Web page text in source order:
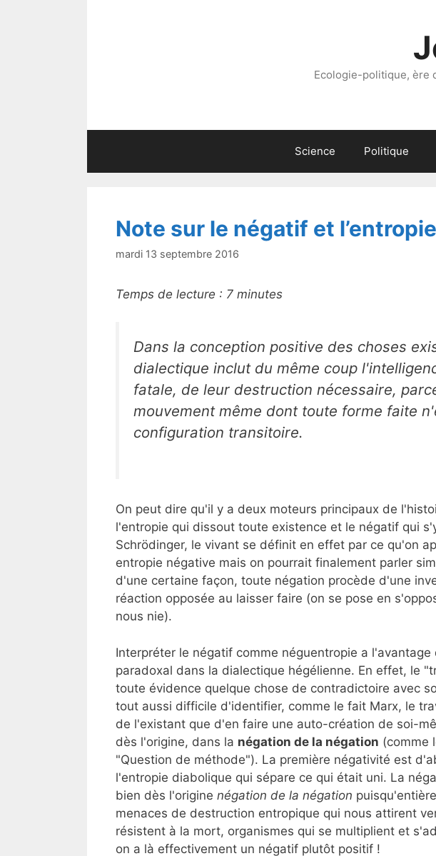
Ecologie-politique, ère
Science Politique
Note sur le négatif et l’entropie
mardi 13 septembre 2016
Temps de lecture : 7 minutes
Dans la conception positive des choses
dialectique inclut du même coup
fatale, de leur destruction nécessaire,
mouvement même dont toute forme faite
configuration transitoire.
On peut dire qu'il y a deux moteurs principaux de
l'entropie qui dissout toute existence et le négatif qui
Schrödinger, le vivant se définit en effet par ce qu'on
entropie négative mais on pourrait finalement parler
d'une certaine façon, toute négation procède d'une
réaction opposée au laisser faire (on se pose en
nous nie).
Interpréter le négatif comme néguentropie a l'avantage
paradoxal dans la dialectique hégélienne. En effet, le
toute évidence quelque chose de contradictoire avec
tout aussi difficile d'identifier, comme le fait Marx, le
de l'existant que d'en faire une auto-création de soi-
dès l'origine, dans la négation de la négation (comme
"Question de méthode"). La première négativité est
l'entropie diabolique qui sépare ce qui était uni. La
bien dès l'origine négation de la négation
menaces de destruction entropique qui nous attirent
résistent à la mort, organismes qui se multiplient et
on a là effectivement un négatif plutôt positif !